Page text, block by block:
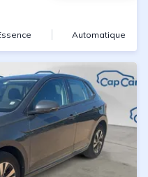
Automatique